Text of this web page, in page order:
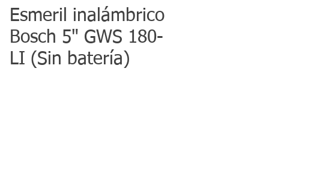
Esmeril inalámbrico
Bosch 5" GWS 180-
LI (Sin batería)